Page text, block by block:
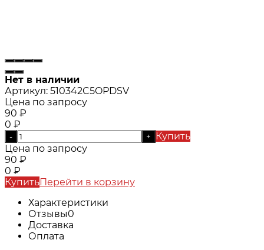
Нет в наличии
Артикул: 510342C5OPDSV
Цена по запросу
90 ₽
0 ₽
- +
Купить
Цена по запросу
90 ₽
0 ₽
КупитьПерейти в корзину
Характеристики
Отзывы0
Доставка
Оплата